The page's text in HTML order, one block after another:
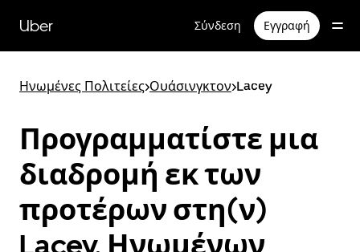
κύριο
περιεχόμενο
Uber Σύνδεση Εγγραφή
Ηνωμένες Πολιτείες>Ουάσινγκτον>Lacey
Προγραμματίστε μια
διαδρομή εκ των
προτέρων στη(ν)